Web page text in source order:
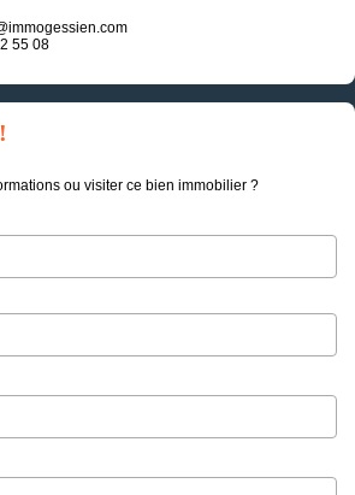
55 08
ou visiter ce bien immobilier ?